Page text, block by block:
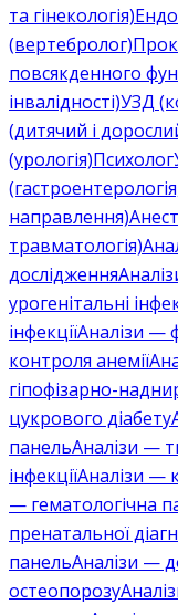
та гінекологія)
(вертебролог)
повсякденного
інвалідності)УЗД
(дитячий і
(урологія)Психолог
направлення)
травматологія)
дослідження
урогенітальні
інфекціїАналізи —
контроля анемії
гіпофізарно-
цукрового діабету
панельАналізи —
інфекціїАналізи —
— гематологічна
пренатальної
панельАналізи —
остеопорозу